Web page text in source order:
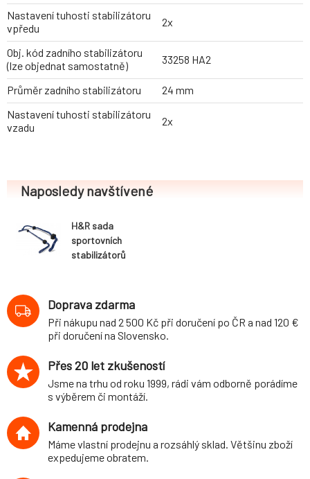
Nastavení tuhosti stabilizátoru
vpředu
2x
Obj. kód zadního stabilizátoru
(lze objednat samostatně)
33258 HA2
Průměr zadního stabilizátoru
24 mm
Nastavení tuhosti stabilizátoru
vzadu
2x
Naposledy navštívené
H&R sada
sportovních
stabilizátorů
Scirocco (13)
Coupé, Coupé R,
2WD, r.v. 08/08-,
průměr 28
Doprava zdarma
Při nákupu nad 2 500 Kč při doručení po ČR a nad 120 €
při doručení na Slovensko.
Přes 20 let zkušeností
Jsme na trhu od roku 1999, rádi vám odborně porádíme
s výběrem či montáží.
Kamenná prodejna
Máme vlastní prodejnu a rozsáhlý sklad. Většinu zboží
expedujeme obratem.